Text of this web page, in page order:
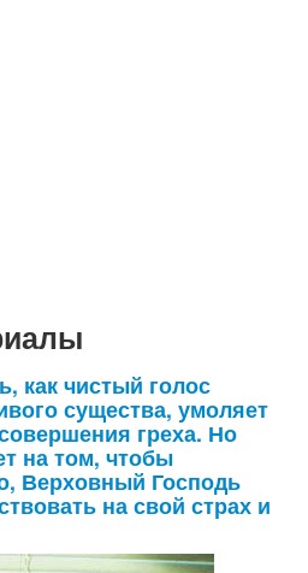
как чистый голос
существа, умоляет
греха. Но
на том, чтобы
Верховный Господь
на свой страх и